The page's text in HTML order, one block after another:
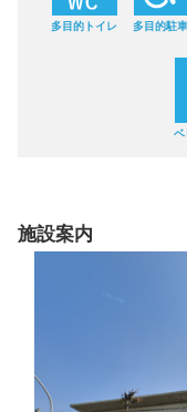
多目的トイレ 多目的駐
ベ
施設案内